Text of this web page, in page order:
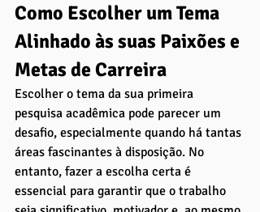
Como Escolher um Tema
Alinhado às suas Paixões e
Metas de Carreira
Escolher o tema da sua primeira
pesquisa acadêmica pode parecer um
desafio, especialmente quando há tantas
áreas fascinantes à disposição. No
entanto, fazer a escolha certa é
essencial para garantir que o trabalho